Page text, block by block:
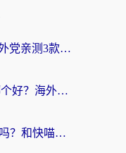
雷神手游和海归好用吗？海外党亲测3款热门回国加速器+番茄加速器深度体验
Malus好用吗？和ChickCN哪个好？海外党亲测：选对回国加速器，追剧游戏不卡顿
海外党实测：斧牛VPN好用吗？和快喵VPN对比哪个回国效果更好？附3款热门加速器深度分析